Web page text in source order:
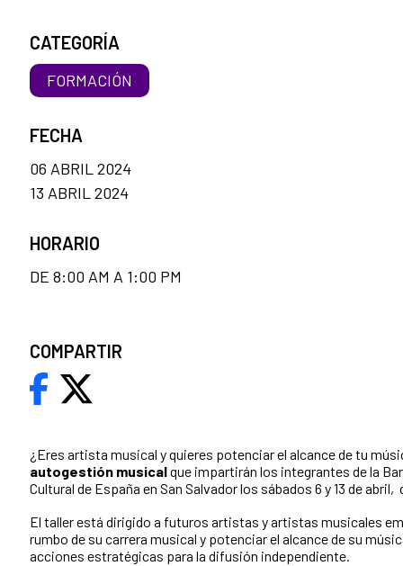
¿Eres artista musical y quieres potenciar el alcance de tu
autogestión musicalque impartirán los integrantes de la
Cultural de España en San Salvador los sábados 6 y 13 de abril,
El taller está dirigido a futuros artistas y artistas musicales
rumbo de su carrera musical y potenciar el alcance de su
acciones estratégicas para la difusión independiente.
CATEGORÍA
FORMACIÓN
FECHA
06 ABRIL 2024
13 ABRIL 2024
HORARIO
DE 8:00 AM A 1:00 PM
COMPARTIR